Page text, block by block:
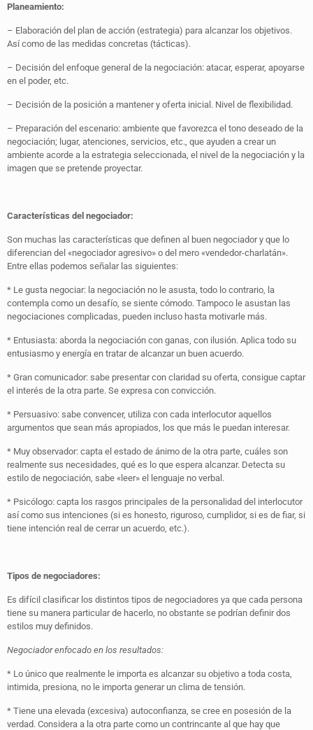
Planeamiento:
– Elaboración del plan de acción (estrategia) para alcanzar los objetivos.
Así como de las medidas concretas (tácticas).
– Decisión del enfoque general de la negociación: atacar, esperar, apoyarse
en el poder, etc.
– Decisión de la posición a mantener y oferta inicial. Nivel de flexibilidad.
– Preparación del escenario: ambiente que favorezca el tono deseado de la
negociación; lugar, atenciones, servicios, etc., que ayuden a crear un
ambiente acorde a la estrategia seleccionada, el nivel de la negociación y la
imagen que se pretende proyectar.
Características del negociador:
Son muchas las características que definen al buen negociador y que lo
diferencian del «negociador agresivo» o del mero «vendedor-charlatán».
Entre ellas podemos señalar las siguientes:
* Le gusta negociar: la negociación no le asusta, todo lo contrario, la
contempla como un desafío, se siente cómodo. Tampoco le asustan las
negociaciones complicadas, pueden incluso hasta motivarle más.
* Entusiasta: aborda la negociación con ganas, con ilusión. Aplica todo su
entusiasmo y energía en tratar de alcanzar un buen acuerdo.
* Gran comunicador: sabe presentar con claridad su oferta, consigue captar
el interés de la otra parte. Se expresa con convicción.
* Persuasivo: sabe convencer, utiliza con cada interlocutor aquellos
argumentos que sean más apropiados, los que más le puedan interesar.
* Muy observador: capta el estado de ánimo de la otra parte, cuáles son
realmente sus necesidades, qué es lo que espera alcanzar. Detecta su
estilo de negociación, sabe «leer» el lenguaje no verbal.
* Psicólogo: capta los rasgos principales de la personalidad del interlocutor
así como sus intenciones (si es honesto, riguroso, cumplidor, si es de fiar, si
tiene intención real de cerrar un acuerdo, etc.).
Tipos de negociadores:
Es difícil clasificar los distintos tipos de negociadores ya que cada persona
tiene su manera particular de hacerlo, no obstante se podrían definir dos
estilos muy definidos.
Negociador enfocado en los resultados:
* Lo único que realmente le importa es alcanzar su objetivo a toda costa,
intimida, presiona, no le importa generar un clima de tensión.
* Tiene una elevada (excesiva) autoconfianza, se cree en posesión de la
verdad. Considera a la otra parte como un contrincante al que hay que